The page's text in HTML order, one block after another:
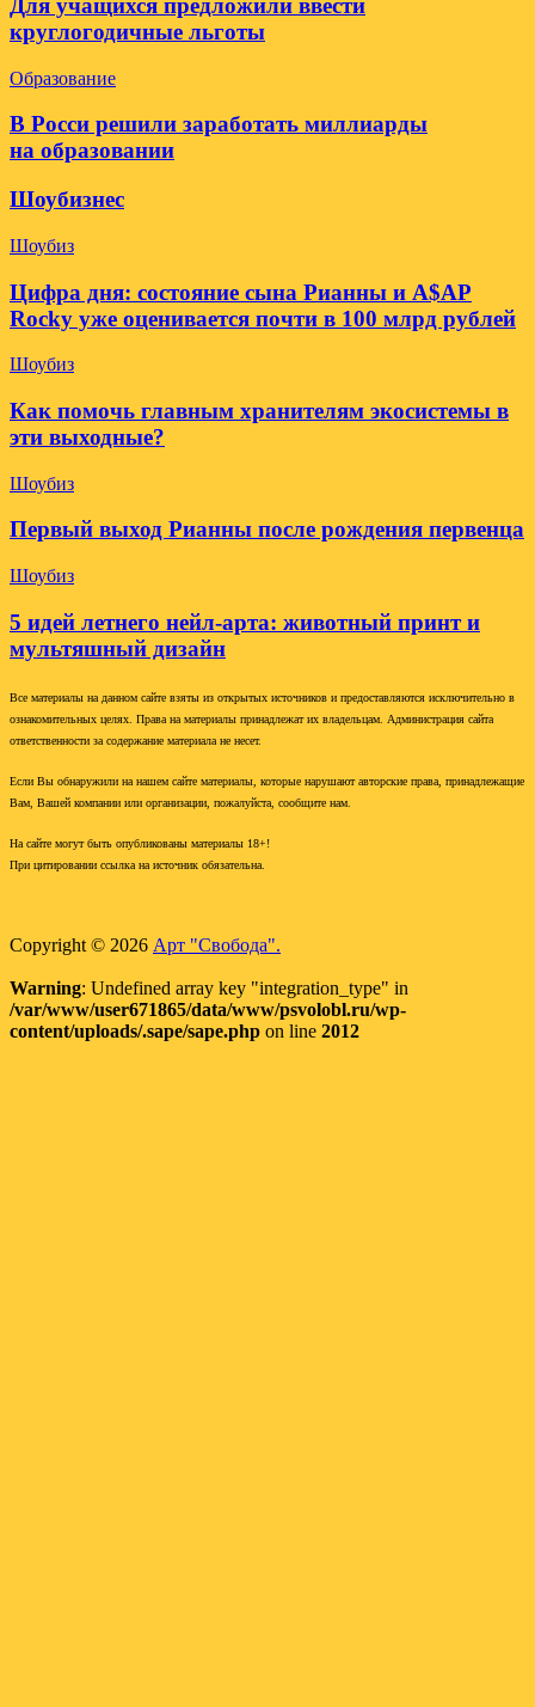
Для учащихся предложили ввести
круглогодичные льготы
Образование
В Росси решили заработать миллиарды
на образовании
Шоубизнес
Шоубиз
Цифра дня: состояние сына Рианны и A$AP
Rocky уже оценивается почти в 100 млрд рублей
Шоубиз
Как помочь главным хранителям экосистемы в
эти выходные?
Шоубиз
Первый выход Рианны после рождения первенца
Шоубиз
5 идей летнего нейл-арта: животный принт и
мультяшный дизайн
Все материалы на данном сайте взяты из открытых источников и предоставляются исключительно в
ознакомительных целях. Права на материалы принадлежат их владельцам. Администрация сайта
ответственности за содержание материала не несет.
Если Вы обнаружили на нашем сайте материалы, которые нарушают авторские права, принадлежащие
Вам, Вашей компании или организации, пожалуйста, сообщите нам.
На сайте могут быть опубликованы материалы 18+!
При цитировании ссылка на источник обязательна.
Copyright © 2026 Арт "Свобода".
Warning: Undefined array key "integration_type" in
/var/www/user671865/data/www/psvolobl.ru/wp-
content/uploads/.sape/sape.php on line 2012